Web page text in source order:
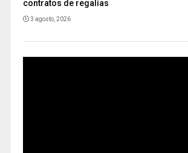
contratos de regalías
3 agosto, 2026